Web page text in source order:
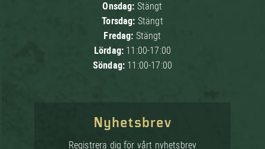
Onsdag: Stängt
Torsdag: Stängt
Fredag: Stängt
Lördag: 11:00-17:00
Söndag: 11:00-17:00
Nyhetsbrev
Registrera dig för vårt nyhetsbrev